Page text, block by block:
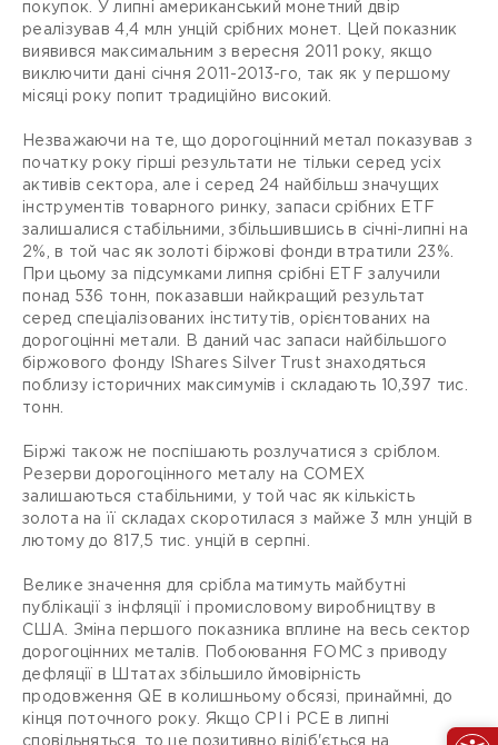
покупок. У липні американський монетний двір
реалізував 4,4 млн унцій срібних монет. Цей показник
виявився максимальним з вересня 2011 року, якщо
виключити дані січня 2011-2013-го, так як у першому
місяці року попит традиційно високий.
Незважаючи на те, що дорогоцінний метал показував з
початку року гірші результати не тільки серед усіх
активів сектора, але і серед 24 найбільш значущих
інструментів товарного ринку, запаси срібних ETF
залишалися стабільними, збільшившись в січні-липні на
2%, в той час як золоті біржові фонди втратили 23%.
При цьому за підсумками липня срібні ETF залучили
понад 536 тонн, показавши найкращий результат
серед спеціалізованих інститутів, орієнтованих на
дорогоцінні метали. В даний час запаси найбільшого
біржового фонду IShares Silver Trust знаходяться
поблизу історичних максимумів і складають 10,397 тис.
тонн.
Біржі також не поспішають розлучатися з сріблом.
Резерви дорогоцінного металу на COMEX
залишаються стабільними, у той час як кількість
золота на її складах скоротилася з майже 3 млн унцій в
лютому до 817,5 тис. унцій в серпні.
Велике значення для срібла матимуть майбутні
публікації з інфляції і промисловому виробництву в
США. Зміна першого показника вплине на весь сектор
дорогоцінних металів. Побоювання FOMC з приводу
дефляції в Штатах збільшило ймовірність
продовження QE в колишньому обсязі, принаймні, до
кінця поточного року. Якщо CPI і PCE в липні
сповільняться, то це позитивно відіб'ється на